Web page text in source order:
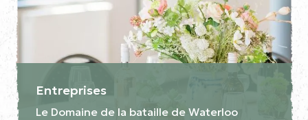
Entreprises
Le Domaine de la bataille de Waterloo